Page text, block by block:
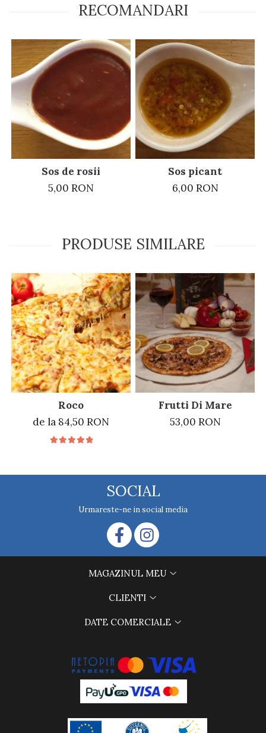
RECOMANDARI
Sos de rosii
5,00 RON
Sos picant
6,00 RON
PRODUSE SIMILARE
Roco
de la 84,50 RON
Frutti Di Mare
53,00 RON
SOCIAL
Urmareste-ne in social media
MAGAZINUL MEU
CLIENTI
DATE COMERCIALE